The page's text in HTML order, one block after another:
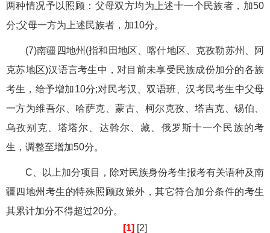
两种情况予以照顾：父母双方均为上述十一个民族者，加50
分;父母一方为上述民族者，加10分。
(7)南疆四地州(指和田地区、喀什地区、克孜勒苏州、阿
克苏地区)汉语言考生中，对目前未享受民族成份加分的各族
考生，给予增加10分;对民考汉、双语班、汉考民考生中父母
一方为维吾尔、哈萨克、蒙古、柯尔克孜、塔吉克、锡伯、
乌孜别克、塔塔尔、达斡尔、藏、俄罗斯十一个民族的考
生，调整至增加50分。
C、以上加分项目，除对民族身份考生报考有关语种及南
疆四地州考生的特殊照顾政策外，其它符合加分条件的考生
其累计加分不得超过20分。
[1] [2]